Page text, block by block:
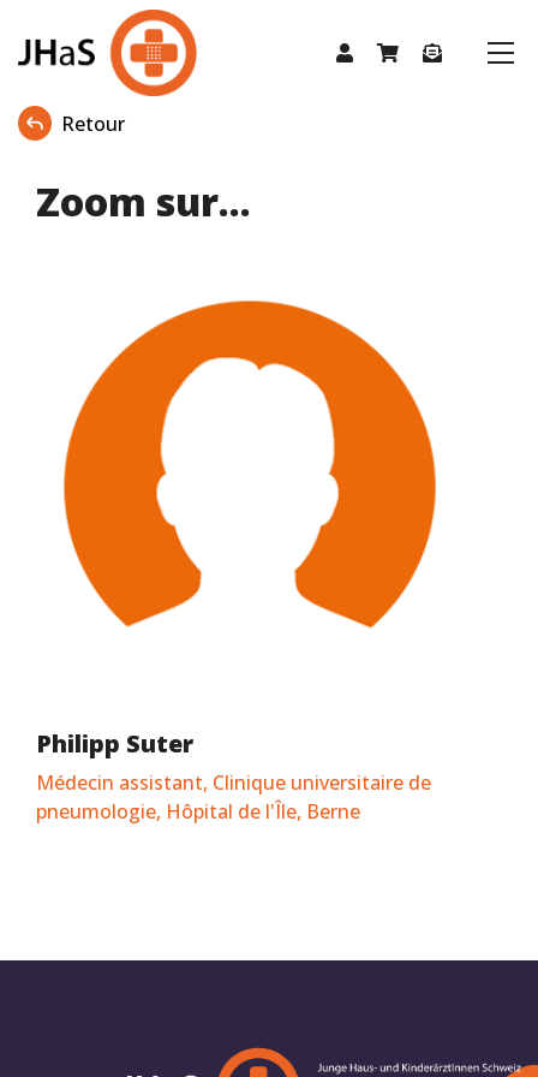
Retour
Zoom sur...
Philipp Suter
Médecin assistant, Clinique universitaire de
pneumologie, Hôpital de l'Île, Berne